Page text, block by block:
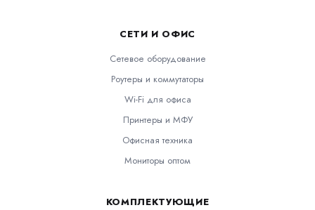
СЕТИ И ОФИС
Сетевое оборудование
Роутеры и коммутаторы
Wi-Fi для офиса
Принтеры и МФУ
Офисная техника
Мониторы оптом
КОМПЛЕКТУЮЩИЕ